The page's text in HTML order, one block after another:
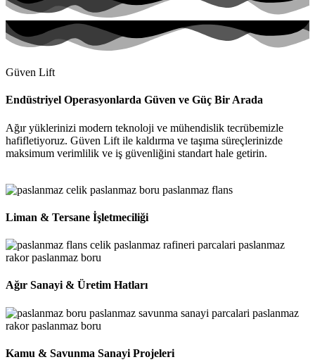
Güven Lift
Endüstriyel Operasyonlarda Güven ve Güç Bir Arada
Ağır yüklerinizi modern teknoloji ve mühendislik tecrübemizle
hafifletiyoruz. Güven Lift ile kaldırma ve taşıma süreçlerinizde
maksimum verimlilik ve iş güvenliğini standart hale getirin.
Liman & Tersane İşletmeciliği
Ağır Sanayi & Üretim Hatları
Kamu & Savunma Sanayi Projeleri